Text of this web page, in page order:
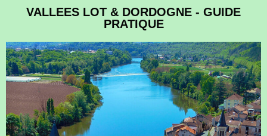
VALLEES LOT & DORDOGNE - GUIDE
PRATIQUE